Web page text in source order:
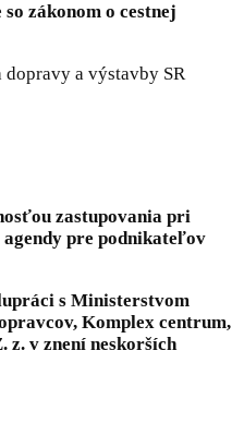
zákonom o cestnej
a výstavby SR
zastupovania pri
agendy pre podnikateľov
s Ministerstvom
Komplex centrum,
v znení neskorších